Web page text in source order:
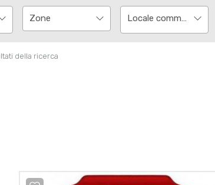
Locale commerciale
della ricerca